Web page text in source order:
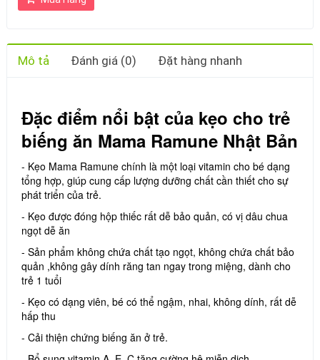
Mô tả Đánh giá (0) Đặt hàng nhanh
Đặc điểm nổi bật của kẹo cho trẻ
biếng ăn Mama Ramune Nhật Bản
- Kẹo Mama Ramune chính là một loại vitamin cho bé dạng
tổng hợp, giúp cung cấp lượng dưỡng chất cần thiết cho sự
phát triển của trẻ.
- Kẹo được đóng hộp thiếc rất dễ bảo quản, có vị dâu chua
ngọt dễ ăn
- Sản phẩm không chứa chất tạo ngọt, không chứa chất bảo
quản ,không gây dính răng tan ngay trong miệng, dành cho
trẻ 1 tuổi
- Kẹo có dạng viên, bé có thể ngậm, nhai, không dính, rất dễ
hấp thu
- Cải thiện chứng biếng ăn ở trẻ.